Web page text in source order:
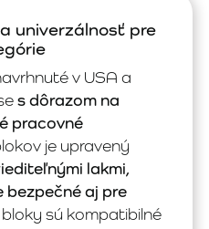
univerzálnosť pre
v USA a
s dôrazom na
pracovné
je upravený
lakmi,
bezpečné aj pre
sú kompatibilné